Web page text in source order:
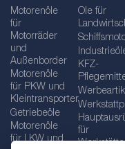
Motorenöle
für
Motorräder
und
Außenborder
Motorenöle
für PKW und
Kleintransporter
Getriebeöle
Motorenöle
für LKW und
Öle für
KFZ-
für